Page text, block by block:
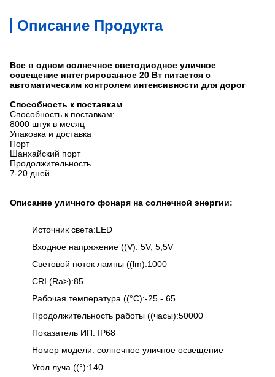
Описание Продукта
Все в одном солнечное светодиодное уличное
освещение интегрированное 20 Вт питается с
автоматическим контролем интенсивности для дорог
Способность к поставкам
Способность к поставкам:
8000 штук в месяц
Упаковка и доставка
Порт
Шанхайский порт
Продолжительность
7-20 дней
Описание уличного фонаря на солнечной энергии:
Источник света:LED
Входное напряжение ((V): 5V, 5,5V
Световой поток лампы ((lm):1000
CRI (Ra>):85
Рабочая температура ((°C):-25 - 65
Продолжительность работы ((часы):50000
Показатель ИП: IP68
Номер модели: солнечное уличное освещение
Угол луча ((°):140